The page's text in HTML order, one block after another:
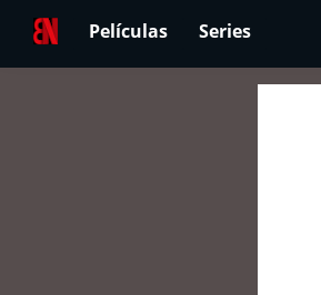
Películas Series